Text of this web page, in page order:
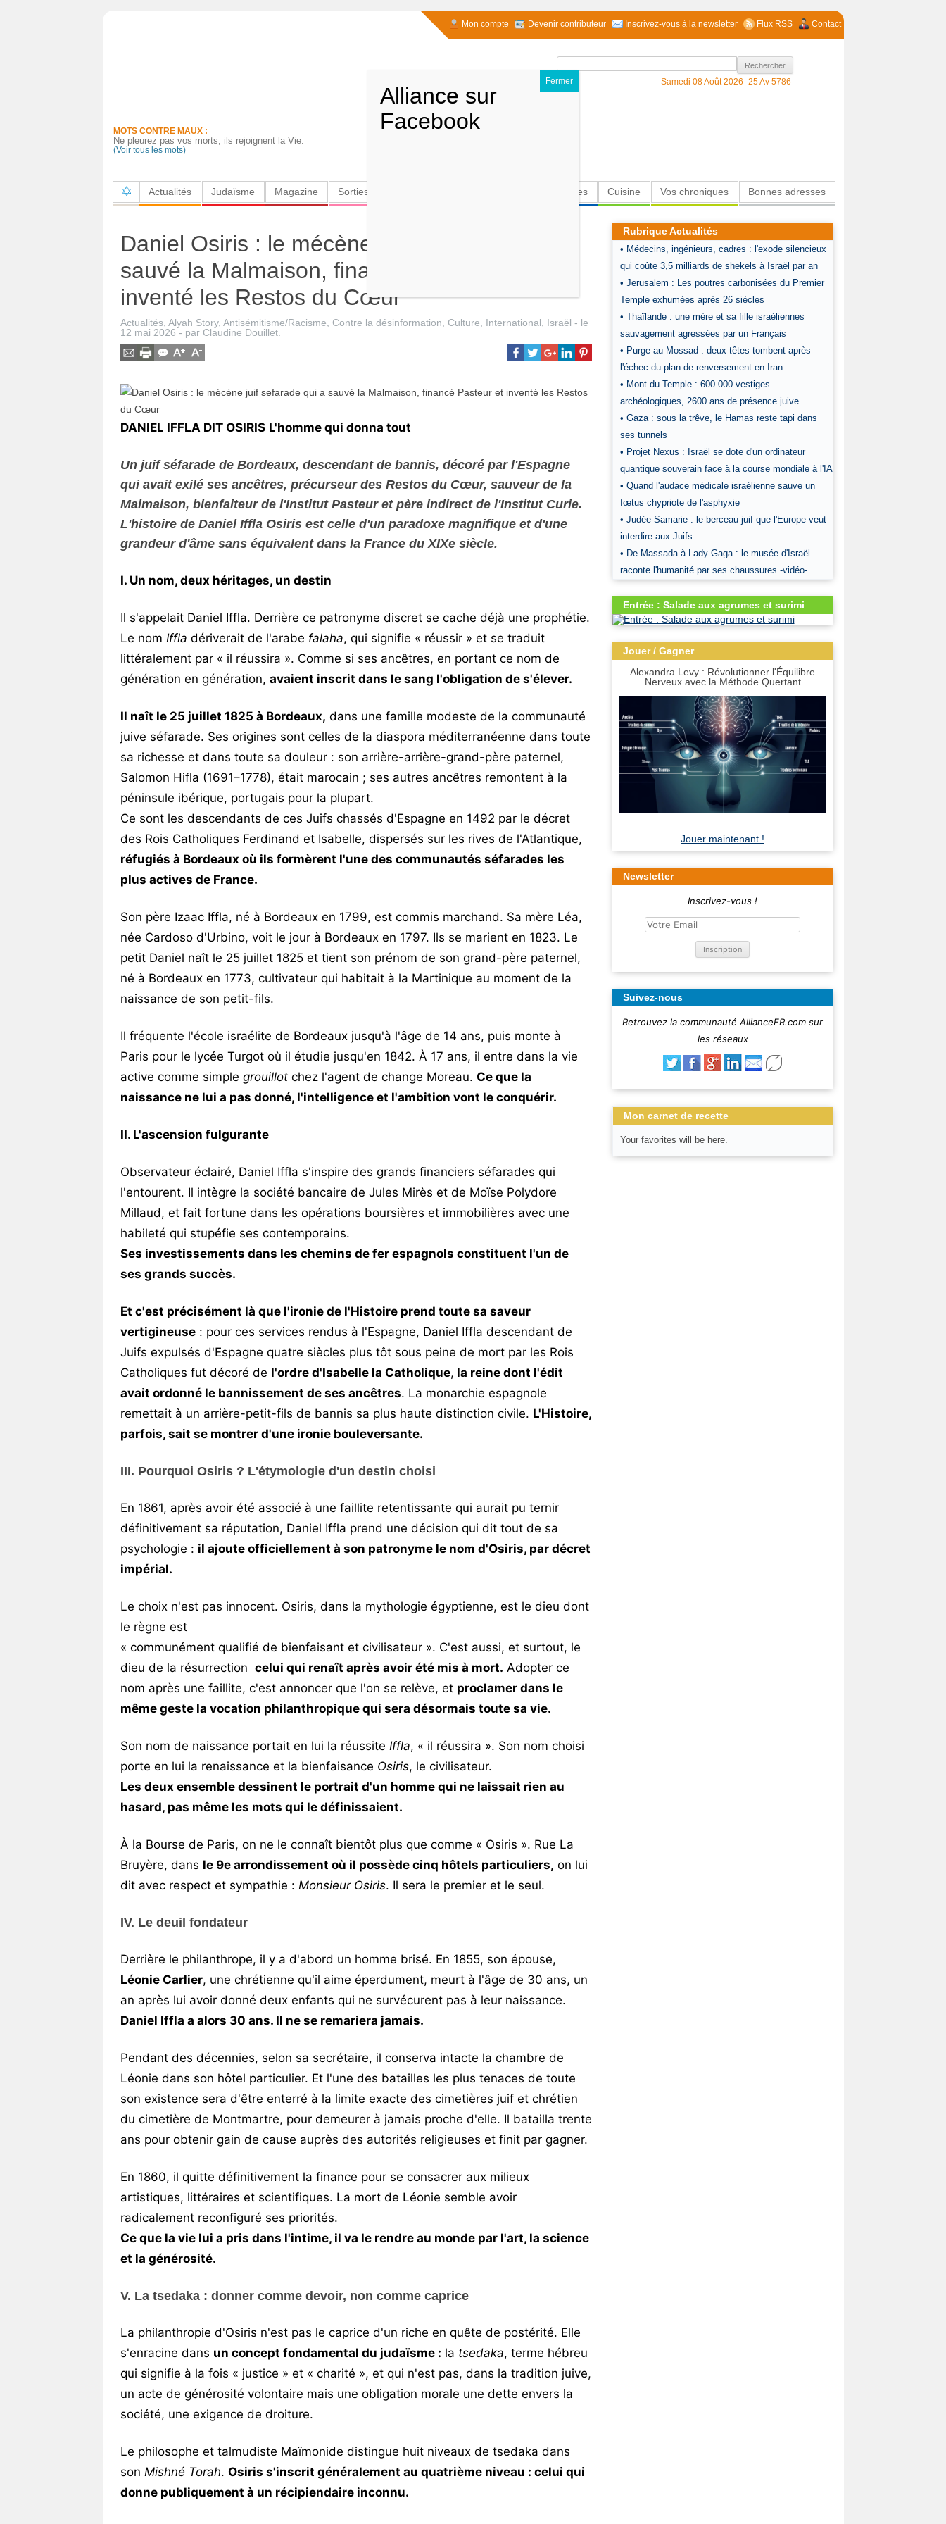
Mon compte Devenir contributeur Inscrivez-vous à la newsletter Flux RSS Contact
MOTS CONTRE MAUX :
Ne pleurez pas vos morts, ils rejoignent la Vie.
(Voir tous les mots)
Rechercher :
Samedi 08 Août 2026- 25 Av 5786
Actualités Judaïsme Magazine Sorties Insolites Cuisine Vos chroniques Bonnes adresses
Daniel Osiris : le mécène juif sefarade qui a
sauvé la Malmaison, financé Pasteur et
inventé les Restos du Cœur
Actualités, Alyah Story, Antisémitisme/Racisme Contre la désinformation Culture International Israël - le
12 mai 2026 - par Claudine Douillet.
DANIEL IFFLA DIT OSIRIS L'homme qui donna tout
Un juif séfarade de Bordeaux, descendant de bannis, décoré par l'Espagne
qui avait exilé ses ancêtres, précurseur des Restos du Cœur, sauveur de la
Malmaison, bienfaiteur de l'Institut Pasteur et père indirect de l'Institut Curie.
L'histoire de Daniel Iffla Osiris est celle d'un paradoxe magnifique et d'une
grandeur d'âme sans équivalent dans la France du XIXe siècle.
I. Un nom, deux héritages, un destin
Il s'appelait Daniel Iffla. Derrière ce patronyme discret se cache déjà une prophétie.
Le nom Iffla dériverait de l'arabe falaha, qui signifie « réussir » et se traduit
littéralement par « il réussira ». Comme si ses ancêtres, en portant ce nom de
génération en génération, avaient inscrit dans le sang l'obligation de s'élever.
Il naît le 25 juillet 1825 à Bordeaux, dans une famille modeste de la communauté
juive séfarade. Ses origines sont celles de la diaspora méditerranéenne dans toute
sa richesse et dans toute sa douleur : son arrière-arrière-grand-père paternel,
Salomon Hifla (1691–1778), était marocain ; ses autres ancêtres remontent à la
péninsule ibérique, portugais pour la plupart.
Ce sont les descendants de ces Juifs chassés d'Espagne en 1492 par le décret
des Rois Catholiques Ferdinand et Isabelle, dispersés sur les rives de l'Atlantique,
réfugiés à Bordeaux où ils formèrent l'une des communautés séfarades les
plus actives de France.
Son père Izaac Iffla, né à Bordeaux en 1799, est commis marchand. Sa mère Léa,
née Cardoso d'Urbino, voit le jour à Bordeaux en 1797. Ils se marient en 1823. Le
petit Daniel naît le 25 juillet 1825 et tient son prénom de son grand-père paternel,
né à Bordeaux en 1773, cultivateur qui habitait à la Martinique au moment de la
naissance de son petit-fils.
Il fréquente l'école israélite de Bordeaux jusqu'à l'âge de 14 ans, puis monte à
Paris pour le lycée Turgot où il étudie jusqu'en 1842. À 17 ans, il entre dans la vie
active comme simple grouillotchez l'agent de change Moreau. Ce que la
naissance ne lui a pas donné, l'intelligence et l'ambition vont le conquérir.
II. L'ascension fulgurante
Observateur éclairé, Daniel Iffla s'inspire des grands financiers séfarades qui
l'entourent. Il intègre la société bancaire de Jules Mirès et de Moïse Polydore
Millaud, et fait fortune dans les opérations boursières et immobilières avec une
habileté qui stupéfie ses contemporains.
Ses investissements dans les chemins de fer espagnols constituent l'un de
ses grands succès.
Et c'est précisément là que l'ironie de l'Histoire prend toute sa saveur
vertigineuse: pour ces services rendus à l'Espagne, Daniel Iffla descendant de
Juifs expulsés d'Espagne quatre siècles plus tôt sous peine de mort par les Rois
Catholiques fut décoré de l'ordre d'Isabelle la Catholique, la reine dont l'édit
avait ordonné le bannissement de ses ancêtres. La monarchie espagnole
remettait à un arrière-petit-fils de bannis sa plus haute distinction civile. L'Histoire,
parfois, sait se montrer d'une ironie bouleversante.
III. Pourquoi Osiris ? L'étymologie d'un destin choisi
En 1861, après avoir été associé à une faillite retentissante qui aurait pu ternir
définitivement sa réputation, Daniel Iffla prend une décision qui dit tout de sa
psychologie : il ajoute officiellement à son patronyme le nom d'Osiris, par décret
impérial.
Le choix n'est pas innocent. Osiris, dans la mythologie égyptienne, est le dieu dont
le règne est
« communément qualifié de bienfaisant et civilisateur ». C'est aussi, et surtout, le
dieu de la résurrection celui qui renaît après avoir été mis à mort. Adopter ce
nom après une faillite, c'est annoncer que l'on se relève, et proclamer dans le
même geste la vocation philanthropique qui sera désormais toute sa vie.
Son nom de naissance portait en lui la réussite Iffla, « il réussira ». Son nom choisi
porte en lui la renaissance et la bienfaisance Osiris, le civilisateur.
Les deux ensemble dessinent le portrait d'un homme qui ne laissait rien au
hasard, pas même les mots qui le définissaient.
À la Bourse de Paris, on ne le connaît bientôt plus que comme « Osiris ». Rue La
Bruyère, dans le 9e arrondissement où il possède cinq hôtels particuliers, on lui
dit avec respect et sympathie : Monsieur Osiris. Il sera le premier et le seul.
IV. Le deuil fondateur
Derrière le philanthrope, il y a d'abord un homme brisé. En 1855, son épouse,
Léonie Carlier, une chrétienne qu'il aime éperdument, meurt à l'âge de 30 ans, un
an après lui avoir donné deux enfants qui ne survécurent pas à leur naissance.
Daniel Iffla a alors 30 ans. Il ne se remariera jamais.
Pendant des décennies, selon sa secrétaire, il conserva intacte la chambre de
Léonie dans son hôtel particulier. Et l'une des batailles les plus tenaces de toute
son existence sera d'être enterré à la limite exacte des cimetières juif et chrétien
du cimetière de Montmartre, pour demeurer à jamais proche d'elle. Il batailla trente
ans pour obtenir gain de cause auprès des autorités religieuses et finit par gagner.
En 1860, il quitte définitivement la finance pour se consacrer aux milieux
artistiques, littéraires et scientifiques. La mort de Léonie semble avoir
radicalement reconfiguré ses priorités.
Ce que la vie lui a pris dans l'intime, il va le rendre au monde par l'art, la science
et la générosité.
V. La tsedaka : donner comme devoir, non comme caprice
La philanthropie d'Osiris n'est pas le caprice d'un riche en quête de postérité. Elle
s'enracine dans un concept fondamental du judaïsme : la tsedaka, terme hébreu
qui signifie à la fois « justice » et « charité », et qui n'est pas, dans la tradition juive,
un acte de générosité volontaire mais une obligation morale une dette envers la
société, une exigence de droiture.
Le philosophe et talmudiste Maïmonide distingue huit niveaux de tsedaka dans
son Mishné Torah. Osiris s'inscrit généralement au quatrième niveau : celui qui
donne publiquement à un récipiendaire inconnu.
Rubrique Actualités
• Médecins, ingénieurs, cadres : l'exode silencieux
qui coûte 3,5 milliards de shekels à Israël par an
• Jerusalem : Les poutres carbonisées du Premier
Temple exhumées après 26 siècles
• Thaïlande : une mère et sa fille israéliennes
sauvagement agressées par un Français
• Purge au Mossad : deux têtes tombent après
l'échec du plan de renversement en Iran
• Mont du Temple : 600 000 vestiges
archéologiques, 2600 ans de présence juive
• Gaza : sous la trêve, le Hamas reste tapi dans
ses tunnels
• Projet Nexus : Israël se dote d'un ordinateur
quantique souverain face à la course mondiale à l'IA
• Quand l'audace médicale israélienne sauve un
fœtus chypriote de l'asphyxie
• Judée-Samarie : le berceau juif que l'Europe veut
interdire aux Juifs
• De Massada à Lady Gaga : le musée d'Israël
raconte l'humanité par ses chaussures -vidéo-
Entrée : Salade aux agrumes et surimi
Jouer / Gagner
Alexandra Levy : Révolutionner l'Équilibre
Nerveux avec la Méthode Quertant
Jouer maintenant !
Newsletter
Inscrivez-vous !
Suivez-nous
Retrouvez la communauté AllianceFR.com sur
les réseaux
Mon carnet de recette
Your favorites will be here.